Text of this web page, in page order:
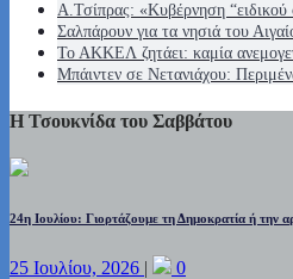
Α.Τσίπρας: «Κυβέρνηση
Σαλπάρουν για τα νησιά του
Το ΑΚΚΕΛ ζητάει: καμία
Μπάιντεν σε Νετανιάχου:
Η Τσουκνίδα του Σαββάτου
24η Ιουλίου: Γιορτάζουμε τη Δημοκρατία ή την
25 Ιουλίου, 2026 | 0